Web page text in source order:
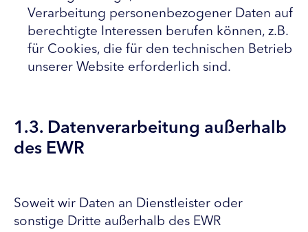
Verarbeitung personenbezogener Daten auf
berechtigte Interessen berufen können, z.B.
für Cookies, die für den technischen Betrieb
unserer Website erforderlich sind.
1.3. Datenverarbeitung außerhalb
des EWR
Soweit wir Daten an Dienstleister oder
sonstige Dritte außerhalb des EWR